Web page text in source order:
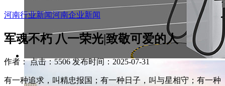
河南行业新闻河南企业新闻
军魂不朽 八一荣光|致敬可爱的人
作者： 点击：5506 发布时间：2025-07-31
有一种追求，叫精忠报国；有一种日子，叫与星相守；有一种